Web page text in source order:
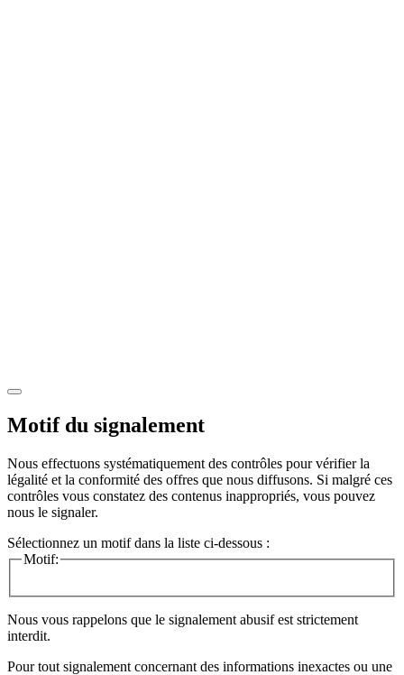
Motif du signalement
Nous effectuons systématiquement des contrôles pour vérifier la
légalité et la conformité des offres que nous diffusons. Si malgré ces
contrôles vous constatez des contenus inappropriés, vous pouvez
nous le signaler.
Sélectionnez un motif dans la liste ci-dessous :
Motif:
Nous vous rappelons que le signalement abusif est strictement
interdit.
Pour tout signalement concernant des informations inexactes ou une